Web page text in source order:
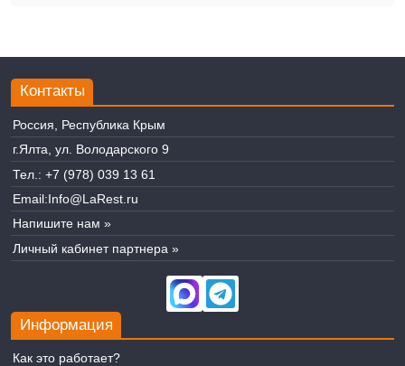
Контакты
Россия, Республика Крым
г.Ялта, ул. Володарского 9
Тел.: +7 (978) 039 13 61
Email:Info@LaRest.ru
Напишите нам »
Личный кабинет партнера »
Информация
Как это работает?